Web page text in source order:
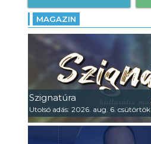
MAGAZIN
Szignatúra
Utolsó adás: 2026. aug. 6. csütörtök